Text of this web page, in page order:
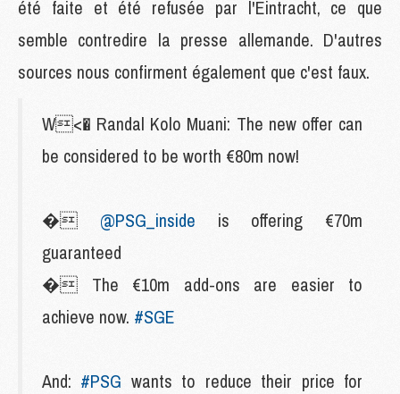
été faite et été refusée par l'Eintracht, ce que
semble contredire la presse allemande. D'autres
sources nous confirment également que c'est faux.
W<� Randal Kolo Muani: The new offer can
be considered to be worth €80m now!
� @PSG_inside is offering €70m
guaranteed
� The €10m add-ons are easier to
achieve now. #SGE
And: #PSG wants to reduce their price for